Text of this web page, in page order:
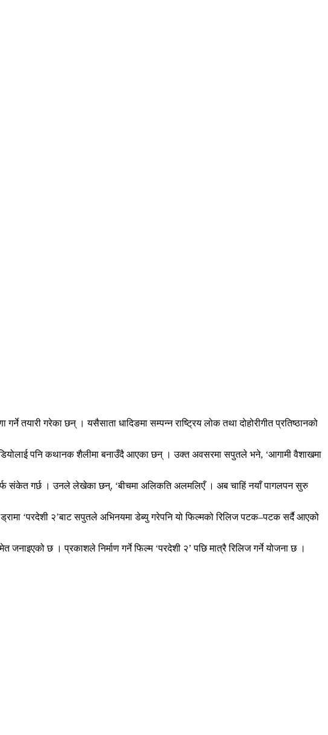
तयारी गरेका छन् । यसैसाता धादिङमा सम्पन्न राष्ट्रिय लोक तथा दोहोरीगीत प्रतिष्ठानको
पनि कथानक शैलीमा बनाउँदै आएका छन् । उक्त अवसरमा सपुतले भने, ‘आगामी वैशाखमा
संकेत गर्छ । उनले लेखेका छन्, ‘बीचमा अलिकति अलमलिएँ । अब चाहिं नयाँ पागलपन सुरु
ड्रामा ‘परदेशी २’बाट सपुतले अभिनयमा डेब्यु गरेपनि यो फिल्मको रिलिज पटक–पटक सर्दै आएको
छ । प्रकाशले निर्माण गर्ने फिल्म ‘परदेशी २’ पछि मात्रै रिलिज गर्ने योजना छ ।